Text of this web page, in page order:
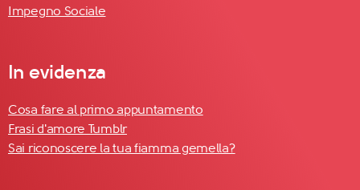
Impegno Sociale
In evidenza
Cosa fare al primo appuntamento
Frasi d'amore Tumblr
Sai riconoscere la tua fiamma gemella?